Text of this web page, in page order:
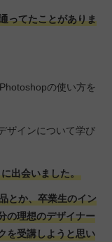
ってたことがありま
の使い方を
ザインについて学び
出会いました。
とか、卒業生のイン
の理想のデザイナー
を受講しようと思い